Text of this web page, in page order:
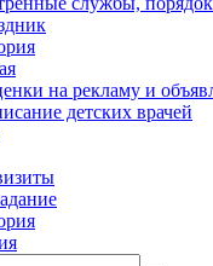
на рекламу и
детских врачей